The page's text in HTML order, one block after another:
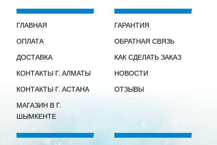
ГЛАВНАЯ
ОПЛАТА
ДОСТАВКА
КОНТАКТЫ Г. АЛМАТЫ
КОНТАКТЫ Г. АСТАНА
МАГАЗИН В Г.
ШЫМКЕНТЕ
ГАРАНТИЯ
ОБРАТНАЯ СВЯЗЬ
КАК СДЕЛАТЬ ЗАКАЗ
НОВОСТИ
ОТЗЫВЫ